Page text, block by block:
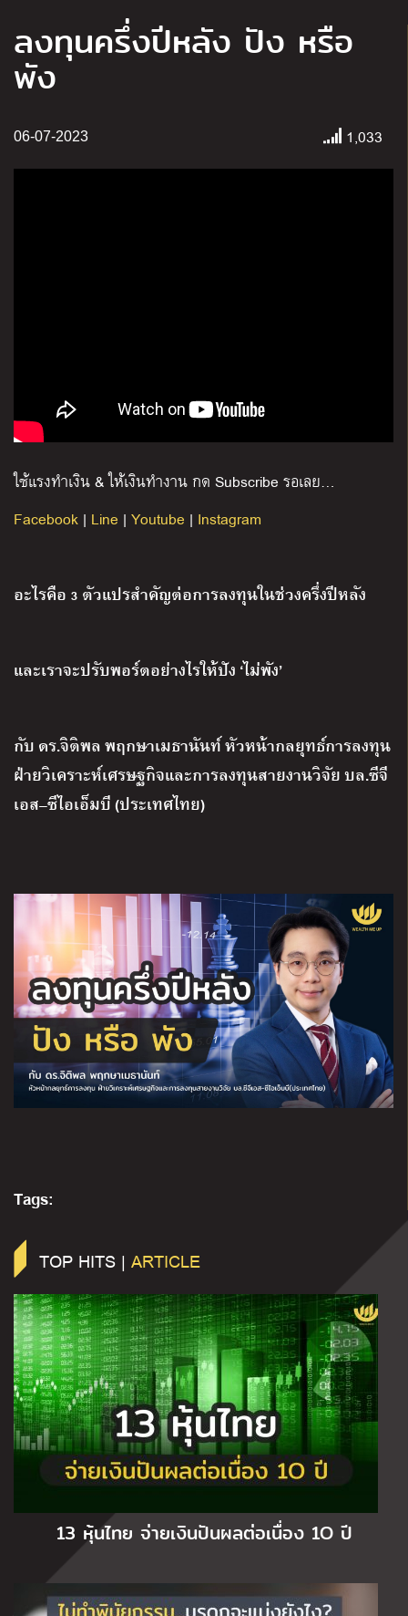
ลงทุนครึ่งปีหลัง ปัง หรือ
พัง
06-07-2023 1,033
ใช้แรงทำเงิน&ให้เงินทำงาน กด Subscribe รอเลย…
Facebook | Line | Youtube | Instagram
อะไรคือ 3 ตัวแปรสำคัญต่อการลงทุนในช่วงครึ่งปีหลัง
และเราจะปรับพอร์ตอย่างไรให้ปัง ‘ไม่พัง’
กับ ดร.จิติพล พฤกษาเมธานันท์หัวหน้ากลยุทธ์การลงทุน
ฝ่ายวิเคราะห์เศรษฐกิจและการลงทุนสายงานวิจัย บล.ซีจี
เอส–ซีไอเอ็มบี(ประเทศไทย)
Tags:
TOP HITS | ARTICLE
13 หุ้นไทย จ่ายเงินปันผลต่อเนื่อง 1O ปี